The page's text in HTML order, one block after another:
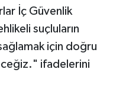
İç Güvenlik
suçluların
için doğru
ifadelerini